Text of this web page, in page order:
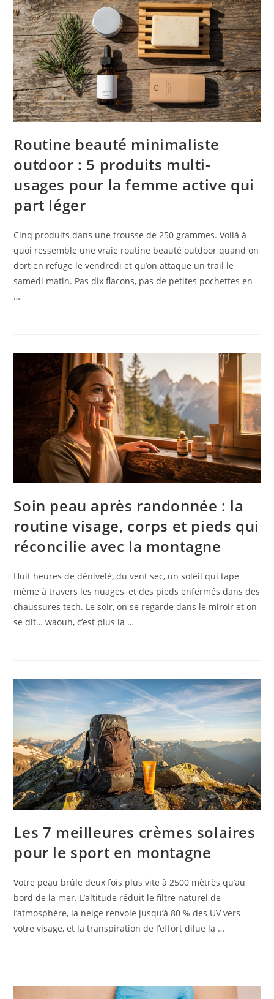
Routine beauté minimaliste
outdoor : 5 produits multi-
usages pour la femme active qui
part léger
Cinq produits dans une trousse de 250 grammes. Voilà à
quoi ressemble une vraie routine beauté outdoor quand on
dort en refuge le vendredi et qu’on attaque un trail le
samedi matin. Pas dix flacons, pas de petites pochettes en
…
Soin peau après randonnée : la
routine visage, corps et pieds qui
réconcilie avec la montagne
Huit heures de dénivelé, du vent sec, un soleil qui tape
même à travers les nuages, et des pieds enfermés dans des
chaussures tech. Le soir, on se regarde dans le miroir et on
se dit… waouh, c’est plus la …
Les 7 meilleures crèmes solaires
pour le sport en montagne
Votre peau brûle deux fois plus vite à 2500 mètrès qu’au
bord de la mer. L’altitude réduit le filtre naturel de
l’atmosphère, la neige renvoie jusqu’à 80 % des UV vers
votre visage, et la transpiration de l’effort dilue la …